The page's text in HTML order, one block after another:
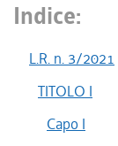
Indice:
L.R. n. 3/2021
TITOLO I
Capo I